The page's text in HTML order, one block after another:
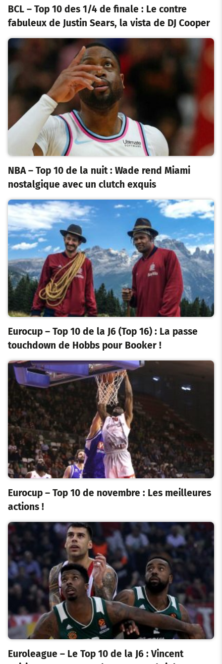
BCL – Top 10 des 1/4 de finale : Le contre
fabuleux de Justin Sears, la vista de DJ Cooper
NBA – Top 10 de la nuit : Wade rend Miami
nostalgique avec un clutch exquis
Eurocup – Top 10 de la J6 (Top 16) : La passe
touchdown de Hobbs pour Booker !
Eurocup – Top 10 de novembre : Les meilleures
actions !
Euroleague – Le Top 10 de la J6 : Vincent